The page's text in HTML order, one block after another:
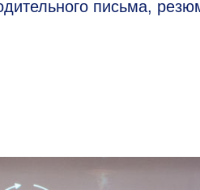
письма,